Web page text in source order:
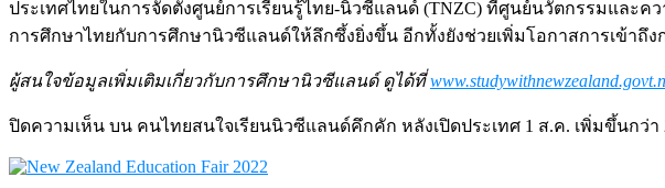
ประเทศไทยในการจัดตั้งศูนย์การเรียนรู้ไทย-นิวซีแลนด์ (TNZC) ที่ศูนย์นวัตกรรมและ
การศึกษาไทยกับการศึกษานิวซีแลนด์ให้ลึกซึ้งยิ่งขึ้น อีกทั้งยังช่วยเพิ่มโอกาสการเข้าถึ
ผู้สนใจข้อมูลเพิ่มเติมเกี่ยวกับการศึกษานิวซีแลนด์ ดูได้ที่
ปิดความเห็น บน คนไทยสนใจเรียนนิวซีแลนด์คึกคัก หลังเปิดประเทศ 1 ส.ค. เพิ่มขึ้นกว่า